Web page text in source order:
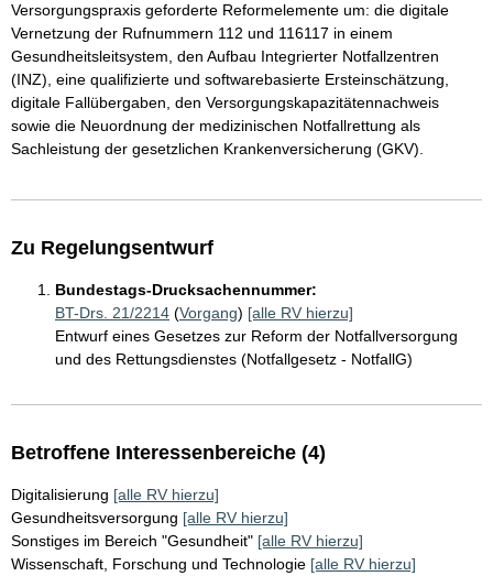
Versorgungspraxis geforderte Reformelemente um: die digitale
Vernetzung der Rufnummern 112 und 116117 in einem
Gesundheitsleitsystem, den Aufbau Integrierter Notfallzentren
(INZ), eine qualifizierte und softwarebasierte Ersteinschätzung,
digitale Fallübergaben, den Versorgungskapazitätennachweis
sowie die Neuordnung der medizinischen Notfallrettung als
Sachleistung der gesetzlichen Krankenversicherung (GKV).
Zu Regelungsentwurf
Bundestags-Drucksachennummer:
BT-Drs. 21/2214 (Vorgang) [alle RV hierzu]
Entwurf eines Gesetzes zur Reform der Notfallversorgung
und des Rettungsdienstes (Notfallgesetz - NotfallG)
Betroffene Interessenbereiche (4)
Digitalisierung [alle RV hierzu]
Gesundheitsversorgung [alle RV hierzu]
Sonstiges im Bereich "Gesundheit" [alle RV hierzu]
Wissenschaft, Forschung und Technologie [alle RV hierzu]